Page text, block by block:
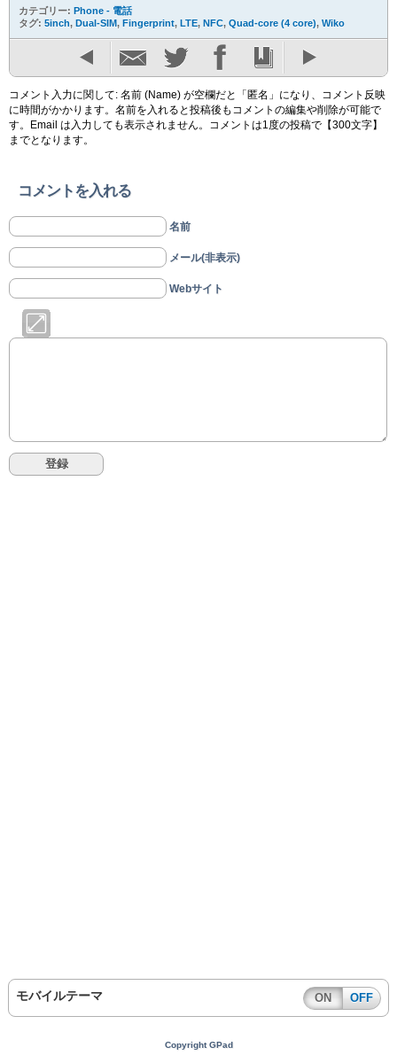
カテゴリー: Phone - 電話
タグ: 5inch, Dual-SIM, Fingerprint, LTE, NFC, Quad-core (4 core), Wiko
コメント入力に関して: 名前 (Name) が空欄だと「匿名」になり、コメント反映
に時間がかかります。名前を入れると投稿後もコメントの編集や削除が可能で
す。Email は入力しても表示されません。コメントは1度の投稿で【300文字】
までとなります。
コメントを入れる
名前
メール(非表示)
Webサイト
モバイルテーマ ON OFF
Copyright GPad